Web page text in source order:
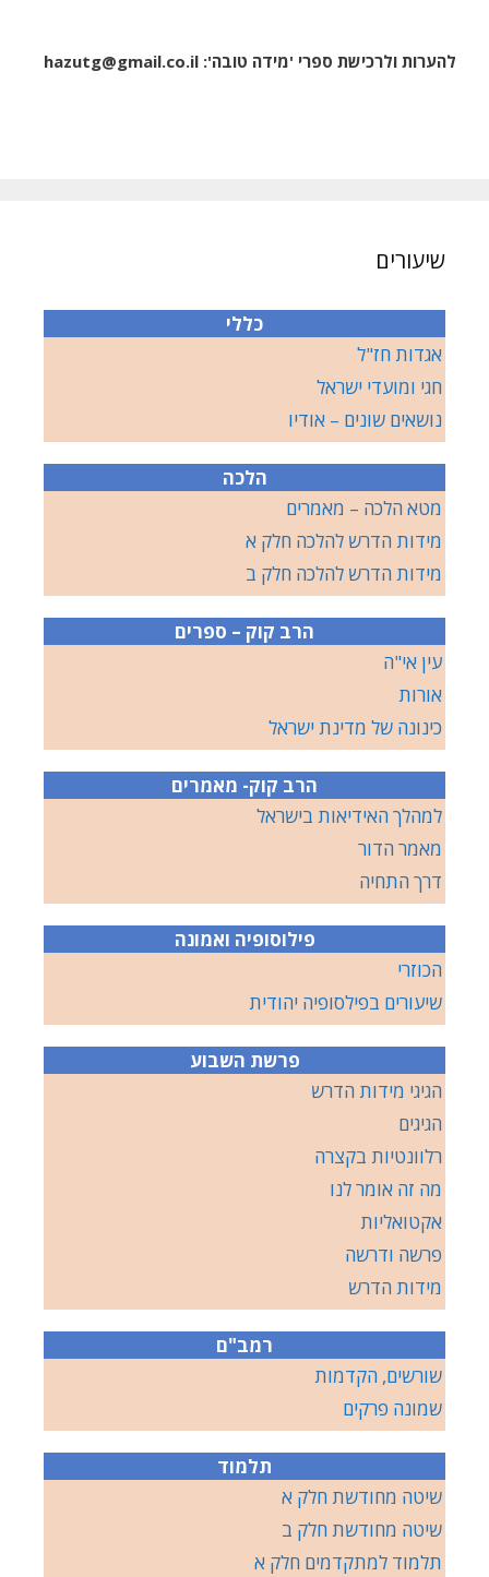
להערות ולרכישת ספרי 'מידה טובה': hazutg@gmail.co.il
שיעורים
כללי
אגדות חז"ל
חגי ומועדי ישראל
נושאים שונים – אודיו
הלכה
מטא הלכה – מאמרים
מידות הדרש להלכה חלק א
מידות הדרש להלכה חלק ב
הרב קוק – ספרים
עין אי"ה
אורות
כינונה של מדינת ישראל
הרב קוק- מאמרים
למהלך האידיאות בישראל
מאמר הדור
דרך התחיה
פילוסופיה ואמונה
הכוזרי
שיעורים בפילסופיה יהודית
פרשת השבוע
הגיגי מידות הדרש
הגיגים
רלוונטיות בקצרה
מה זה אומר לנו
אקטואליות
פרשה ודרשה
מידות הדרש
רמב"ם
שורשים, הקדמות
שמונה פרקים
תלמוד
שיטה מחודשת חלק א
שיטה מחודשת חלק ב
תלמוד למתקדמים חלק א